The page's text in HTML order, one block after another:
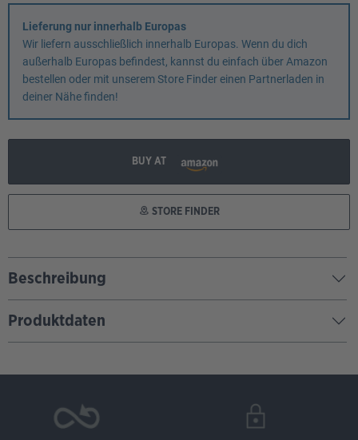
Lieferung nur innerhalb Europas
Wir liefern ausschließlich innerhalb Europas. Wenn du dich
außerhalb Europas befindest, kannst du einfach über Amazon
bestellen oder mit unserem Store Finder einen Partnerladen in
deiner Nähe finden!
BUY AT
STORE FINDER
Beschreibung
Produktdaten